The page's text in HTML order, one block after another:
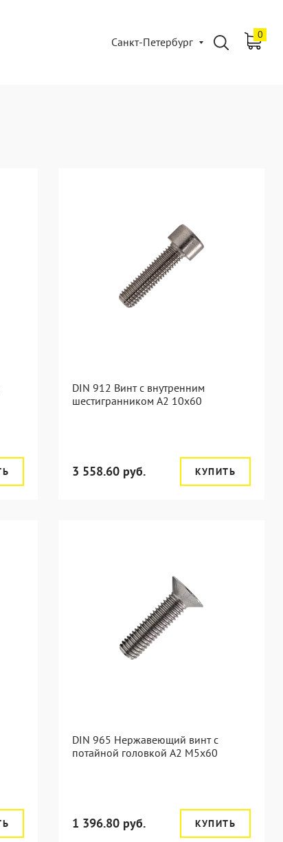
Санкт-Петербург
0
DIN 912 Винт с внутренним
шестигранником А2 10х60
3 558.60 руб. КУПИТЬ
DIN 965 Нержавеющий винт с
потайной головкой А2 М5x60
1 396.80 руб. КУПИТЬ